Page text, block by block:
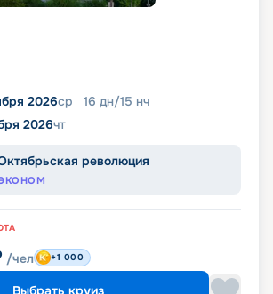
2026ср 16 дн/15 нч
2026чт
революция
/чел +1 000
Выбрать круиз